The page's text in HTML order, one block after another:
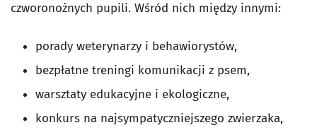
czworonożnych pupili. Wśród nich między innymi:
porady weterynarzy i behawiorystów,
bezpłatne treningi komunikacji z psem,
warsztaty edukacyjne i ekologiczne,
konkurs na najsympatyczniejszego zwierzaka,